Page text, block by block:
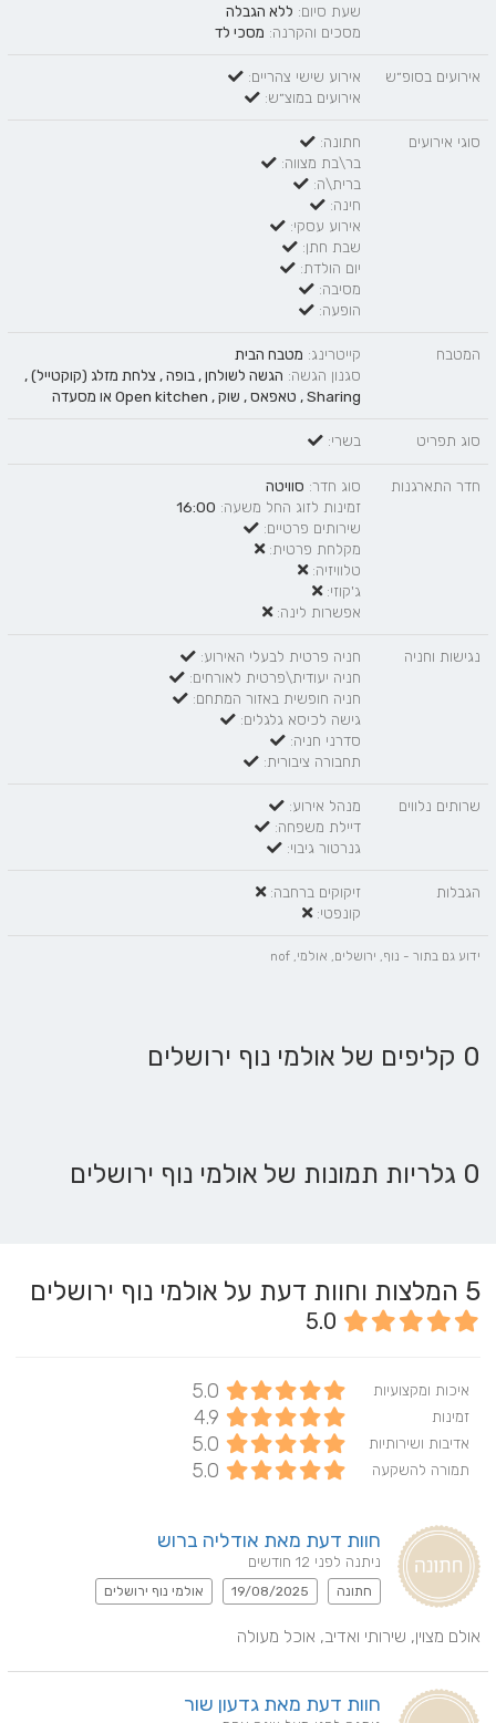
שעת סיום: ללא הגבלה
מסכים והקרנה: מסכי לד
אירועים בסופ״ש
אירוע שישי צהריים:
אירועים במוצ״ש:
סוגי אירועים
חתונה:
בר\בת מצווה:
ברית\ה:
חינה:
אירוע עסקי:
שבת חתן:
יום הולדת:
מסיבה:
הופעה:
המטבח קייטרינג: מטבח הבית
סגנון הגשה: הגשה לשולחן, בופה, צלחת מזלג (קוקטייל),
Sharing
, טאפאס, שוק,
Open kitchen או מסעדה
סוג תפריט בשרי:
חדר התארגנות סוג חדר: סוויטה
זמינות לזוג החל משעה: 16:00
שירותים פרטיים:
מקלחת פרטית:
טלוויזיה:
ג'קוזי:
אפשרות לינה:
נגישות וחניה
חניה פרטית לבעלי האירוע:
חניה יעודית\פרטית לאורחים:
חניה חופשית באזור המתחם:
גישה לכיסא גלגלים:
סדרני חניה:
תחבורה ציבורית:
שרותים נלווים
מנהל אירוע:
דיילת משפחה:
גנרטור גיבוי:
הגבלות
זיקוקים ברחבה:
קונפטי:
ידוע גם בתור - נוף, ירושלים, אולמי, nof
0 קליפים של אולמי נוף ירושלים
0 גלריות תמונות של אולמי נוף ירושלים
5 המלצות וחוות דעת על אולמי נוף ירושלים
5.0
איכות ומקצועיות 5.0
זמינות 4.9
אדיבות ושירותיות 5.0
תמורה להשקעה 5.0
חוות דעת מאת אודליה ברוש
ניתנה לפני 12 חודשים
חתונה 19/08/2025 אולמי נוף ירושלים
אולם מצוין, שירותי ואדיב, אוכל מעולה
חוות דעת מאת גדעון שור